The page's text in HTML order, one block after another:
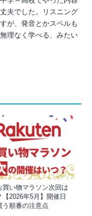
夫でした。リスニング
が、発音とかスペルも
理なく学べる、みたい
買い物マラソン次回は
【2026年5月】開催日
う順番の注意点